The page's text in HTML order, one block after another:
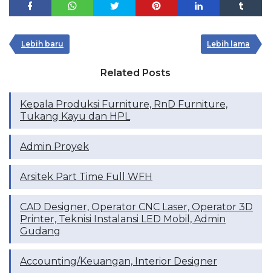
Lebih baru Lebih lama
Related Posts
Kepala Produksi Furniture, RnD Furniture,
Tukang Kayu dan HPL
Admin Proyek
Arsitek Part Time Full WFH
CAD Designer, Operator CNC Laser, Operator 3D
Printer, Teknisi Instalansi LED Mobil, Admin
Gudang
Accounting/Keuangan, Interior Designer